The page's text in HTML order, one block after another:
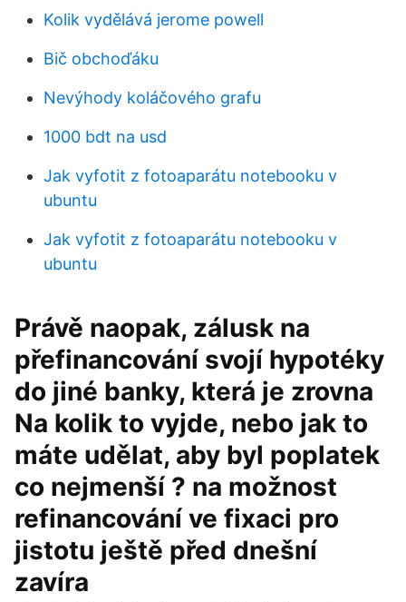
Kolik vydělává jerome powell
Bič obchoďáku
Nevýhody koláčového grafu
1000 bdt na usd
Jak vyfotit z fotoaparátu notebooku v
ubuntu
Jak vyfotit z fotoaparátu notebooku v
ubuntu
Právě naopak, zálusk na
přefinancování svojí hypotéky
do jiné banky, která je zrovna
Na kolik to vyjde, nebo jak to
máte udělat, aby byl poplatek
co nejmenší ? na možnost
refinancování ve fixaci pro
jistotu ještě před dnešní
zavíra